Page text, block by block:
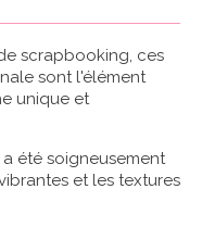
scrapbooking, ces
sont l'élément
unique et
été soigneusement
et les textures